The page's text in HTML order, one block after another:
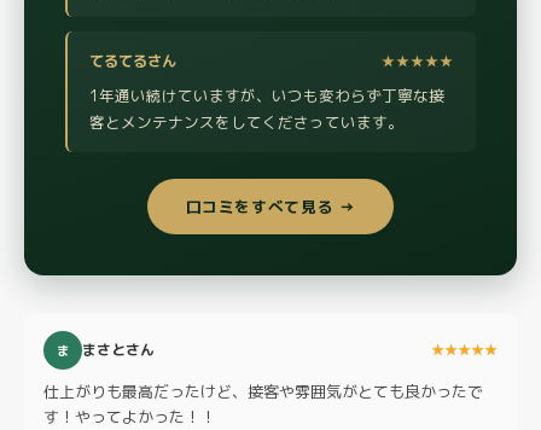
てるてるさん ★★★★★
1年通い続けていますが、いつも変わらず丁寧な接
客とメンテナンスをしてくださっています。
口コミをすべて見る →
ま まさとさん ★★★★★
仕上がりも最高だったけど、接客や雰囲気がとても良かったで
す！やってよかった！！